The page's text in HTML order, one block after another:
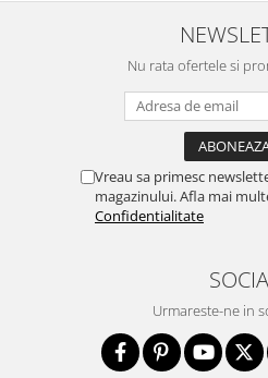
Nu rata ofertele si
Vreau sa primesc
magazinului. Afla mai
Confidentialitate
Urmareste-ne in